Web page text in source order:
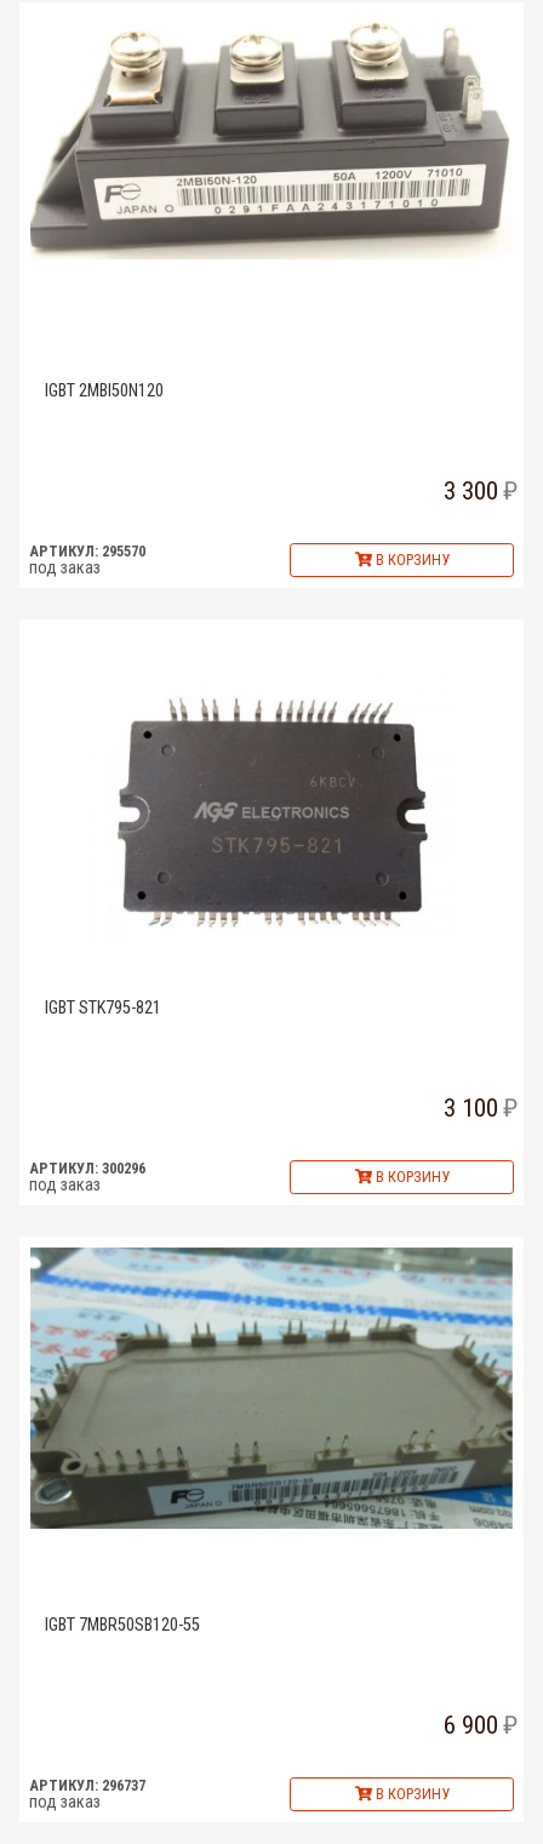
IGBT 2MBI50N120
3 300
АРТИКУЛ: 295570
под заказ В КОРЗИНУ
IGBT STK795-821
3 100
АРТИКУЛ: 300296
под заказ В КОРЗИНУ
IGBT 7MBR50SB120-55
6 900
АРТИКУЛ: 296737
под заказ В КОРЗИНУ